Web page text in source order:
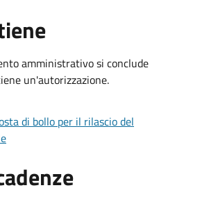
amministrativo si conclude
un'autorizzazione.
di bollo per il rilascio del